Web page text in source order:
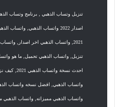
تنزيل وتساب الذهبي , برنامج وتساب
اصدار 2022 واتساب الذهبي,
2021, واتساب الذهبي اخر اصدار,
تنزيل, واتساب الذهبي تحميل, ما هو
احدث نسخة
واتساب الذهبي, افضل نسخه واتساب
واتساب الذهبي مميزاته, واتساب